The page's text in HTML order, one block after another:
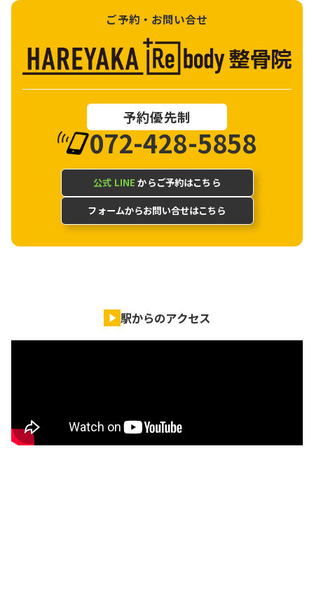
ご予約・お問い合せ
予約優先制
072-428-5858
公式 LINE からご予約はこちら
フォームからお問い合せはこちら
駅からのアクセス